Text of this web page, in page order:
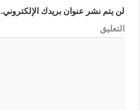
لن يتم نشر عنوان بريدك الإلكتروني.
التعليق